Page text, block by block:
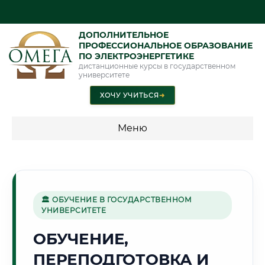
ДОПОЛНИТЕЛЬНОЕ
ПРОФЕССИОНАЛЬНОЕ ОБРАЗОВАНИЕ
ПО ЭЛЕКТРОЭНЕРГЕТИКЕ
дистанционные курсы в государственном
университете
ХОЧУ УЧИТЬСЯ➜
Меню
🏔️
Г. АБАКАН
🏛 ОБУЧЕНИЕ В ГОСУДАРСТВЕННОМ
УНИВЕРСИТЕТЕ
ОБУЧЕНИЕ,
ПЕРЕПОДГОТОВКА И